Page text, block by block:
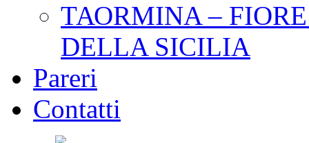
ТАОRMINA –
DELLA SICILIA
Pareri
Contatti